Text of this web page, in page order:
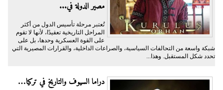
مصير الدولة في...
تُعتبر مرحلة تأسيس الدول من أكثر
المراحل التاريخية تعقيدًا، لأنها لا تقوم
على القوة العسكرية وحدها، بل على
شبكة واسعة من التحالفات السياسية، والصراعات الداخلية، والقرارات المصيرية التي
تحدد شكل المستقبل. وهذا...
دراما السيوف والتاريخ في تركيا…